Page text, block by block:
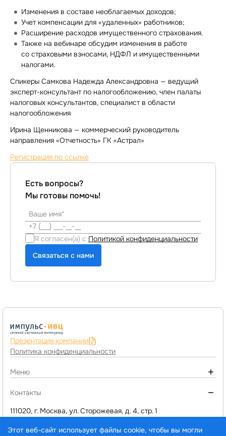
Изменения в составе необлагаемых доходов;
Учет компенсации для «удаленных» работников;
Расширение расходов имущественного страхования.
Также на вебинаре обсудим изменения в работе
со страховыми взносами, НДФЛ и имущественными
налогами.
Спикеры Самкова Надежда Александровна — ведущий
эксперт-консультантпо налогообложению, член палаты
налоговых консультантов, специалист в области
налогообложения
Ирина Щенникова — коммерческий руководитель
направления «Отчетность» ГК «Астрал»
Регистрация по ссылке
Есть вопросы?
Мы готовы помочь!
Я согласен(а) с Политикой конфиденциальности
Связаться с нами
Презентация компании
Политика конфиденциальности
Меню
О компании
Контакты
111020, г. Москва, ул. Сторожевая, д. 4, стр. 1
d1@impuls-ivc.ru
Этот веб-сайт использует файлы cookie, чтобы вы могли